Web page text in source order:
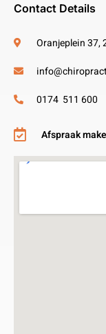
Contact Details
Oranjeplein 37,
0174 511 600
Afspraak